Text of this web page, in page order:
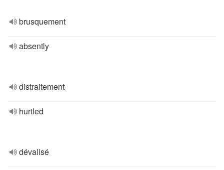
brusquement
absently
distraitement
hurtled
dévalisé